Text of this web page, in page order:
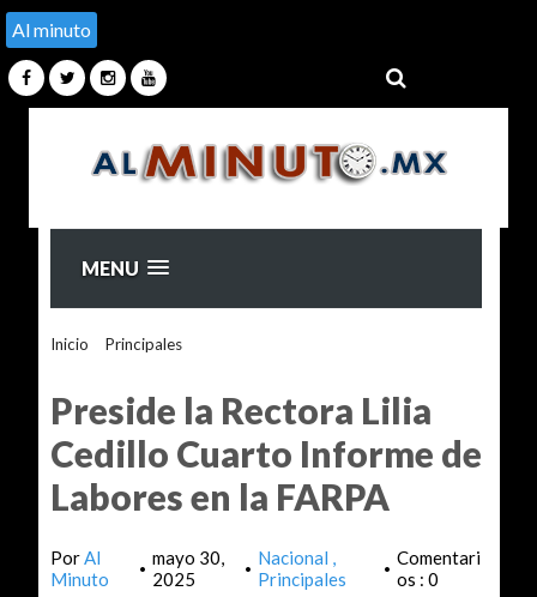
Al minuto
MENU
Inicio Principales>
Preside la Rectora Lilia
Cedillo Cuarto Informe de
Labores en la FARPA
PorAl
Minuto
• mayo 30,
2025
• Nacional
Principales
• Comentari
os : 0